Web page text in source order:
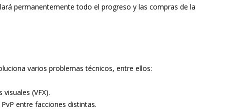
permanentemente todo el progreso y las compras de la
varios problemas técnicos, entre ellos:
(VFX).
entre facciones distintas.